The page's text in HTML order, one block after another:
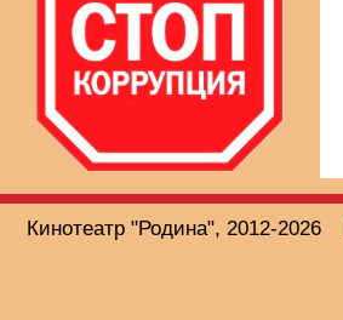
Кинотеатр "Родина", 2012-2026